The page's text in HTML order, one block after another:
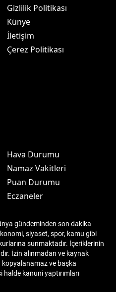
Gizlilik Politikası
Künye
İletişim
Çerez Politikası
Hava Durumu
Namaz Vakitleri
Puan Durumu
Eczaneler
gündeminden son dakika
siyaset, spor, kamu gibi
sunmaktadır. İçeriklerinin
İzin alınmadan ve kaynak
kopyalanamaz ve başka
kanuni yaptırımları